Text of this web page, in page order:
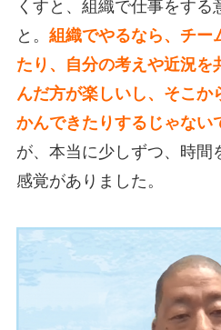
くすと、組織で仕事をする
と。 組織でやるなら、チー
たり、自分の考えや近況を
んだ方が楽しいし、そこか
かんできたりするじゃない
が、本当に少しずつ、時間
感覚がありました。